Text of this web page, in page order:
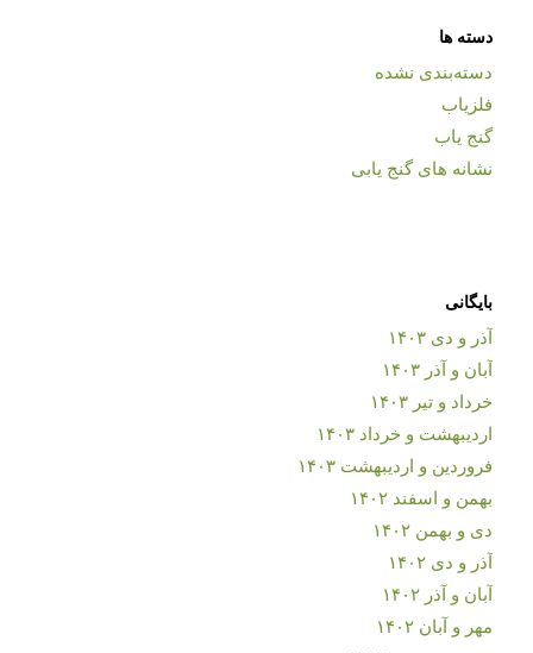
دسته ها
دسته‌بندی نشده
فلزیاب
گنج یاب
نشانه های گنج یابی
بایگانی
آذر و دی ۱۴۰۳
آبان و آذر ۱۴۰۳
خرداد و تیر ۱۴۰۳
اردیبهشت و خرداد ۱۴۰۳
فروردین و اردیبهشت ۱۴۰۳
بهمن و اسفند ۱۴۰۲
دی و بهمن ۱۴۰۲
آذر و دی ۱۴۰۲
آبان و آذر ۱۴۰۲
مهر و آبان ۱۴۰۲